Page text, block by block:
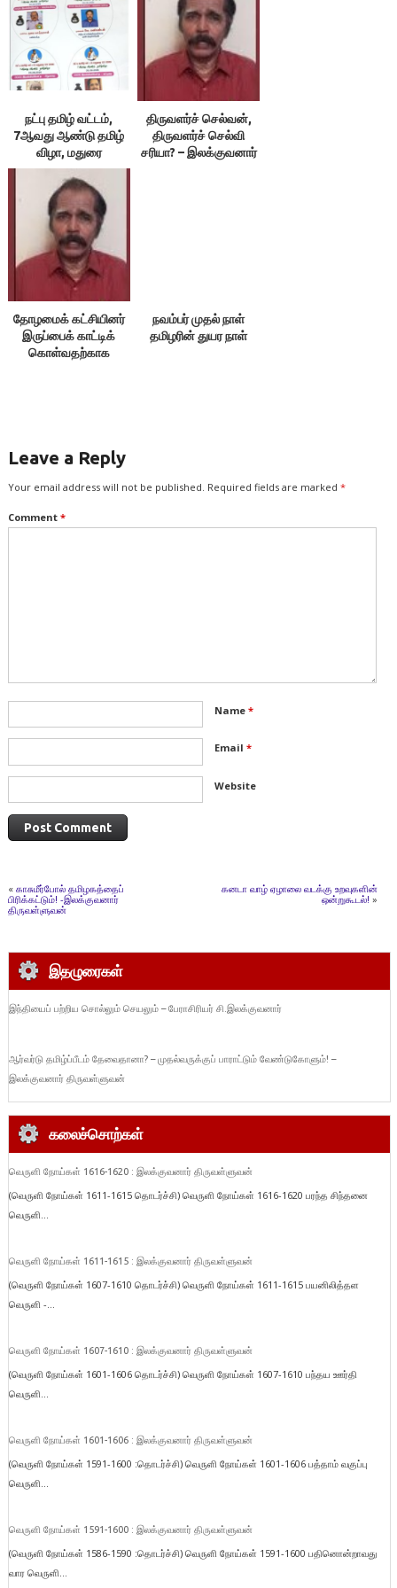
நட்பு தமிழ் வட்டம்,
7ஆவது ஆண்டு தமிழ்
விழா, மதுரை
திருவளர்ச் செல்வன்,
திருவளர்ச் செல்வி
சரியா? – இலக்குவனார்
தோழமைக் கட்சியினர்
இருப்பைக் காட்டிக்
கொள்வதற்காக
நவம்பர் முதல் நாள்
தமிழரின் துயர நாள்
Leave a Reply
Your email address will not be published. Required fields are marked *
Comment *
Name *
Email *
Website
« காசுமீர்போல் தமிழகத்தைப்
பிரிக்கட்டும்! -இலக்குவனார்
திருவள்ளுவன்
கனடா வாழ் ஏழாலை வடக்கு உறவுகளின்
ஒன்றுகூடல்! »
இதழுரைகள்
இந்தியைப் பற்றிய சொல்லும் செயலும் – பேராசிரியர் சி.இலக்குவனார்
ஆர்வர்டு தமிழ்ப்பீடம் தேவைதானா? – முதல்வருக்குப் பாராட்டும் வேண்டுகோளும்! –
இலக்குவனார் திருவள்ளுவன்
கலைச்சொற்கள்
வெருளி நோய்கள் 1616-1620 : இலக்குவனார் திருவள்ளுவன்
(வெருளி நோய்கள் 1611-1615 தொடர்ச்சி) வெருளி நோய்கள் 1616-1620 பரந்த சிந்தனை
வெருளி...
வெருளி நோய்கள் 1611-1615 : இலக்குவனார் திருவள்ளுவன்
(வெருளி நோய்கள் 1607-1610 தொடர்ச்சி) வெருளி நோய்கள் 1611-1615 பயனிலித்தள
வெருளி -...
வெருளி நோய்கள் 1607-1610 : இலக்குவனார் திருவள்ளுவன்
(வெருளி நோய்கள் 1601-1606 தொடர்ச்சி) வெருளி நோய்கள் 1607-1610 பந்தய ஊர்தி
வெருளி...
வெருளி நோய்கள் 1601-1606 : இலக்குவனார் திருவள்ளுவன்
(வெருளி நோய்கள் 1591-1600 :தொடர்ச்சி) வெருளி நோய்கள் 1601-1606 பத்தாம் வகுப்பு
வெருளி...
வெருளி நோய்கள் 1591-1600 : இலக்குவனார் திருவள்ளுவன்
(வெருளி நோய்கள் 1586-1590 :தொடர்ச்சி) வெருளி நோய்கள் 1591-1600 பதினொன்றாவது
வார வெருளி...